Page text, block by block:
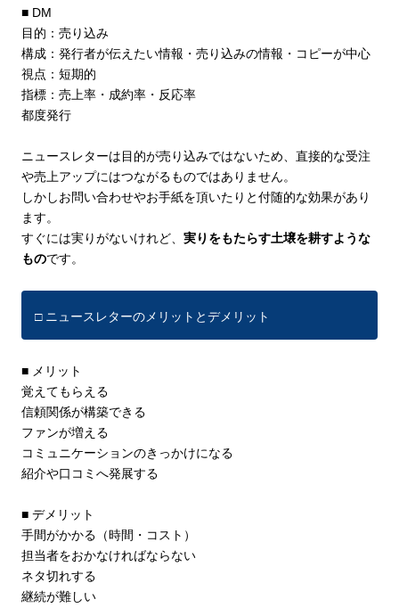
■ DM
目的：売り込み
構成：発行者が伝えたい情報・売り込みの情報・コピーが中心
視点：短期的
指標：売上率・成約率・反応率
都度発行
ニュースレターは目的が売り込みではないため、直接的な受注
や売上アップにはつながるものではありません。
しかしお問い合わせやお手紙を頂いたりと付随的な効果があり
ます。
すぐには実りがないけれど、 実りをもたらす土壌を耕すような
ものです。
□ ニュースレターのメリットとデメリット
■ メリット
覚えてもらえる
信頼関係が構築できる
ファンが増える
コミュニケーションのきっかけになる
紹介や口コミへ発展する
■ デメリット
手間がかかる（時間・コスト）
担当者をおかなければならない
ネタ切れする
継続が難しい